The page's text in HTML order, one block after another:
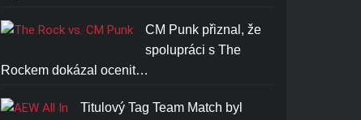
CM Punk přiznal, že
spolupráci s The
Rockem dokázal ocenit…
Titulový Tag Team Match byl